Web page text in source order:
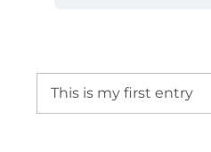
This is my first entry